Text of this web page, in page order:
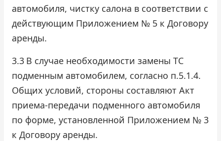
автомобиля, чистку салона в соответствии с
действующим Приложением № 5 к Договору
аренды.
3.3 В случае необходимости замены ТС
подменным автомобилем, согласно п.5.1.4.
Общих условий, стороны составляют Акт
приема-передачи подменного автомобиля
по форме, установленной Приложением № 3
к Договору аренды.